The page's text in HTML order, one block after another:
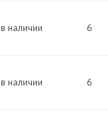
в наличии 6
в наличии 6